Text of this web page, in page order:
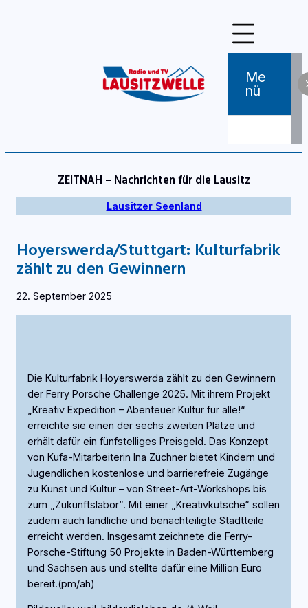
Me
Nü
ZEITNAH – Nachrichten für die Lausitz
Lausitzer Seenland
Hoyerswerda/Stuttgart: Kulturfabrik
zählt zu den Gewinnern
22. September 2025
Die Kulturfabrik Hoyerswerda zählt zu den Gewinnern
der Ferry Porsche Challenge 2025. Mit ihrem Projekt
„Kreativ Expedition – Abenteuer Kultur für alle!“
erreichte sie einen der sechs zweiten Plätze und
erhält dafür ein fünfstelliges Preisgeld. Das Konzept
von Kufa-Mitarbeiterin Ina Züchner bietet Kindern und
Jugendlichen kostenlose und barrierefreie Zugänge
zu Kunst und Kultur – von Street-Art-Workshops bis
zum „Zukunftslabor“. Mit einer „Kreativkutsche“ sollen
zudem auch ländliche und benachteiligte Stadtteile
erreicht werden. Insgesamt zeichnete die Ferry-
Porsche-Stiftung 50 Projekte in Baden-Württemberg
und Sachsen aus und stellte dafür eine Million Euro
bereit.(pm/ah)